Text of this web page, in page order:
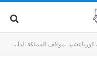
المملكة الداعمة لاستقرار الشرق الأوسط